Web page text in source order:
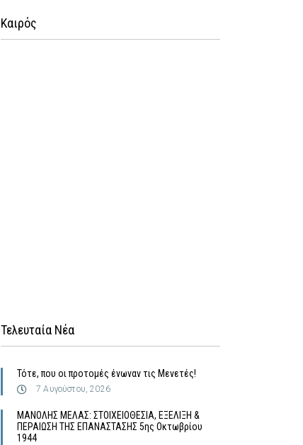
Καιρός
Τελευταία Νέα
Τότε, που οι προτομές ένωναν τις Μενετές!
7 Αυγούστου, 2026
MΑΝΟΛΗΣ ΜΕΛΑΣ: ΣΤΟΙΧΕΙΟΘΕΣΙΑ, ΕΞΕΛΙΞΗ &
ΠΕΡΑΙΩΣΗ ΤΗΣ ΕΠΑΝΑΣΤΑΣΗΣ 5ης Οκτωβρίου
1944